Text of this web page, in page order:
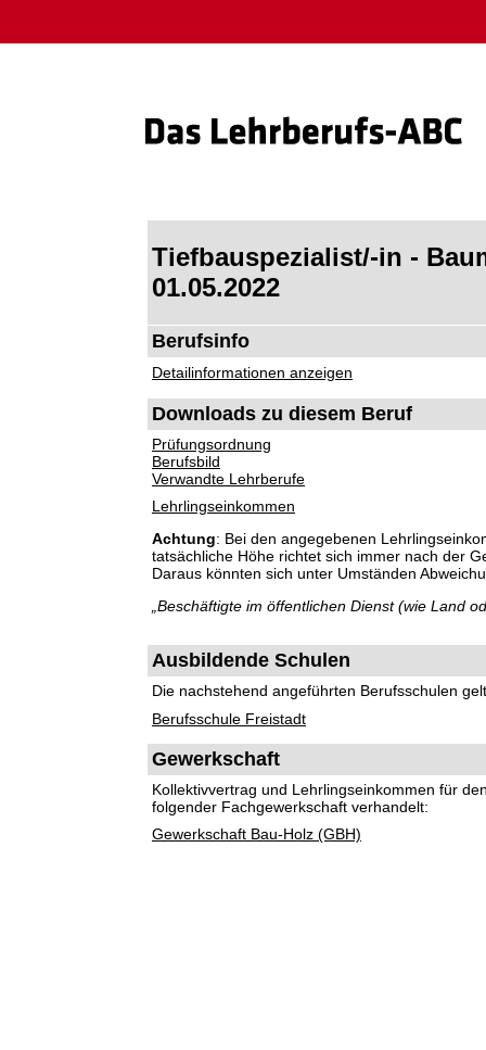
Tiefbauspezialist/-in -
01.05.2022
Berufsinfo
Detailinformationen anzeigen
Downloads zu diesem Beruf
Prüfungsordnung
Berufsbild
Verwandte Lehrberufe
Lehrlingseinkommen
Achtung: Bei den angegebenen
tatsächliche Höhe richtet sich immer nach der
Daraus könnten sich unter Umständen
„Beschäftigte im öffentlichen Dienst (wie Land
Ausbildende Schulen
Die nachstehend angeführten Berufsschulen
Berufsschule Freistadt
Gewerkschaft
Kollektivvertrag und Lehrlingseinkommen für
folgender Fachgewerkschaft verhandelt:
Gewerkschaft Bau-Holz (GBH)